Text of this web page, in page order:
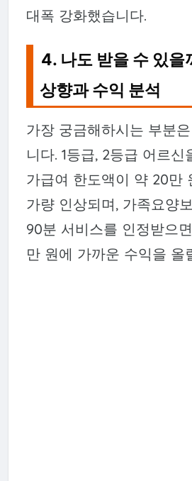
대폭 강화했습니다.
4. 나도 받을 수 있을
상향과 수익 분석
가장 궁금해하시는 부분
니다. 1등급, 2등급 어르신
가급여 한도액이 약 20만
가량 인상되며, 가족요양
90분 서비스를 인정받으
만 원에 가까운 수익을 올